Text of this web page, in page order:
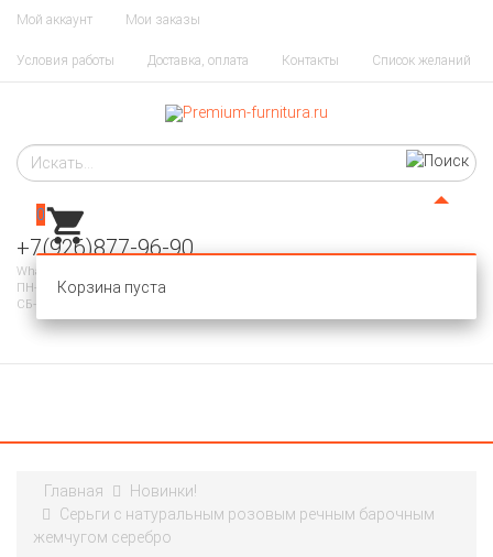
Мой аккаунт Мои заказы
Условия работы Доставка, оплата Контакты Список желаний
+7(926)877-96-90
WhatsApp, Telegram
ПН-ПТ 10-20
СБ-ВС - ВЫХОДНОЙ
0
Корзина пуста
Главная
Новинки!
Серьги с натуральным розовым речным барочным
жемчугом серебро